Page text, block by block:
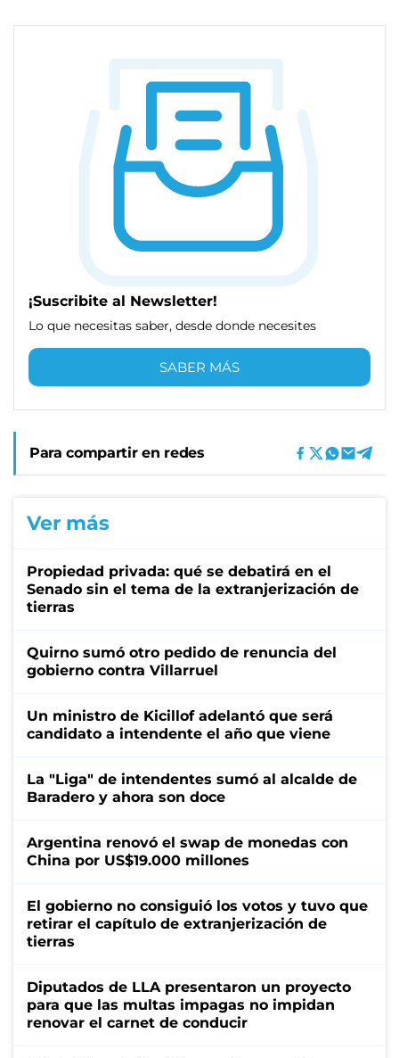
¡Suscribite al Newsletter!
Lo que necesitas saber, desde donde necesites
SABER MÁS
Para compartir en redes
Ver más
Propiedad privada: qué se debatirá en el
Senado sin el tema de la extranjerización de
tierras
Quirno sumó otro pedido de renuncia del
gobierno contra Villarruel
Un ministro de Kicillof adelantó que será
candidato a intendente el año que viene
La "Liga" de intendentes sumó al alcalde de
Baradero y ahora son doce
Argentina renovó el swap de monedas con
China por US$19.000 millones
El gobierno no consiguió los votos y tuvo que
retirar el capítulo de extranjerización de
tierras
Diputados de LLA presentaron un proyecto
para que las multas impagas no impidan
renovar el carnet de conducir